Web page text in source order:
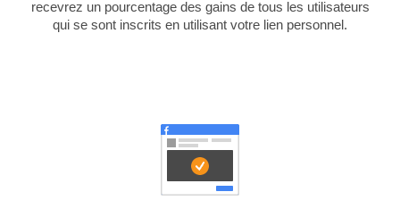
recevrez un pourcentage des gains de tous les utilisateurs
qui se sont inscrits en utilisant votre lien personnel.